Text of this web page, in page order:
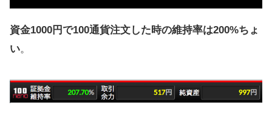
資金1000円で100通貨注文した時の維持率は200%ちょ
い。